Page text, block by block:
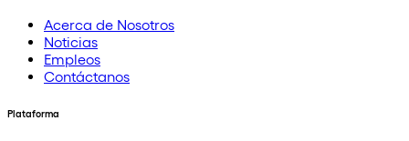
Acerca de Nosotros
Noticias
Empleos
Contáctanos
Plataforma